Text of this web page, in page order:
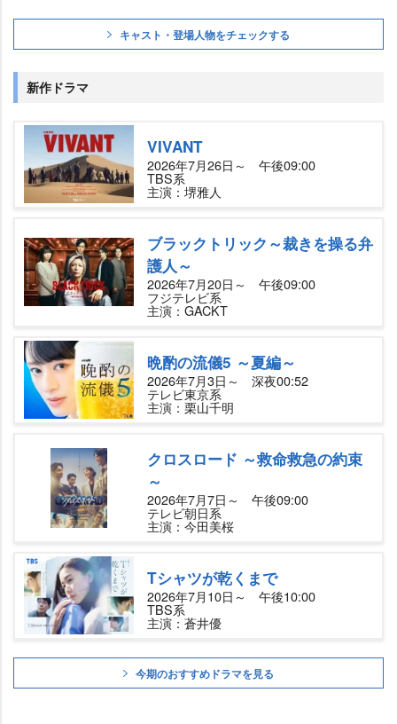
キャスト・登場人物をチェックする
新作ドラマ
VIVANT
2026年7月26日～ 午後09:00
TBS系
主演：堺雅人
ブラックトリック～裁きを操る弁
護人～
2026年7月20日～ 午後09:00
フジテレビ系
主演：GACKT
晩酌の流儀5 ～夏編～
2026年7月3日～ 深夜00:52
テレビ東京系
主演：栗山千明
クロスロード ～救命救急の約束
～
2026年7月7日～ 午後09:00
テレビ朝日系
主演：今田美桜
Tシャツが乾くまで
2026年7月10日～ 午後10:00
TBS系
主演：蒼井優
今期のおすすめドラマを見る